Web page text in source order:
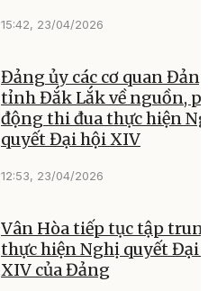
15:42, 23/04/2026
Đảng ủy các cơ quan
tỉnh Đắk Lắk về nguồn,
động thi đua thực hiện
quyết Đại hội XIV
12:53, 23/04/2026
Vân Hòa tiếp tục tập
thực hiện Nghị quyết Đại
XIV của Đảng